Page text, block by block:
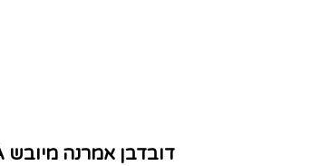
דובדבן אמרנה מיובש SOSA